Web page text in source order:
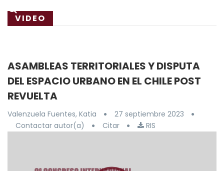
VIDEO
ASAMBLEAS TERRITORIALES Y DISPUTA
DEL ESPACIO URBANO EN EL CHILE POST
REVUELTA
Valenzuela Fuentes, Katia
27 septiembre 2023
Contactar autor(a)
Citar RIS